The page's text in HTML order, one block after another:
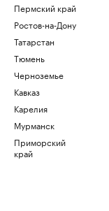
Пермский край
Ростов-на-Дону
Татарстан
Тюмень
Черноземье
Кавказ
Карелия
Мурманск
Приморский
край